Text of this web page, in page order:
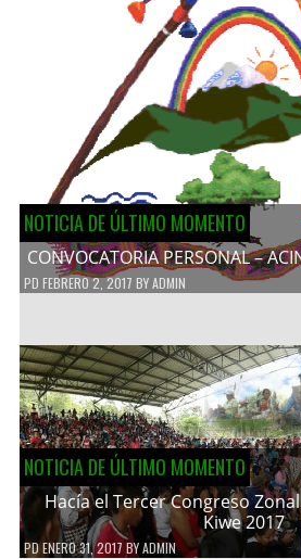
NOTICIA DE ÚLTIMO MOMENTO
CONVOCATORIA PERSONAL –
PD FEBRERO 2, 2017 BYADMIN
NOTICIA DE ÚLTIMO MOMENTO
Hacía el Tercer Congreso
Kiwe 2017
PDENERO 31, 2017 BYADMIN